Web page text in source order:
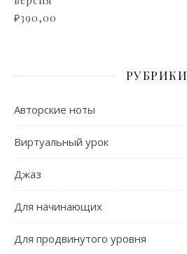
₽390,00
РУБРИКИ
Авторские ноты
Виртуальный урок
Джаз
Для начинающих
Для продвинутого уровня